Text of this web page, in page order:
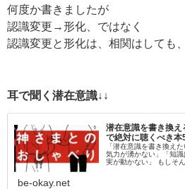
何度か書きましたが
認識変更→形化、ではなく
認識変更と形化は、相関はしても
耳で聞く潜在意識↓↓
潜在意識を書き換
で絶対に聴くべき本
「潜在意識を書き換え
気力が湧かない」「知
実が動かない」 もしそ
be-okay.net